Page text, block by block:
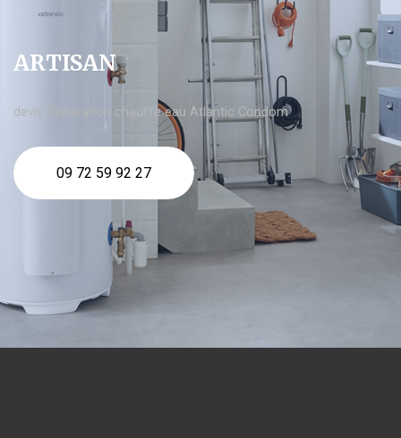
ARTISAN
devis Réparation chauffe eau Atlantic Condom
09 72 59 92 27